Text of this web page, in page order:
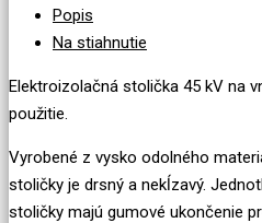
Popis
Na stiahnutie
Elektroizolačná stolička 45 kV na
použitie.
Vyrobené z vysko odolného
stoličky je drsný a nekĺzavý.
stoličky majú gumové ukončenie